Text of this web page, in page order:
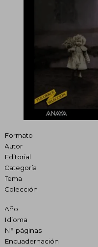
Formato
Autor
Editorial
Categoría
Tema
Colección
Año
Idioma
N° páginas
Encuadernación